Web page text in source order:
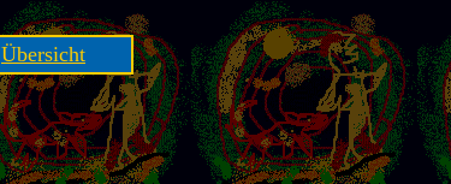
Übersicht